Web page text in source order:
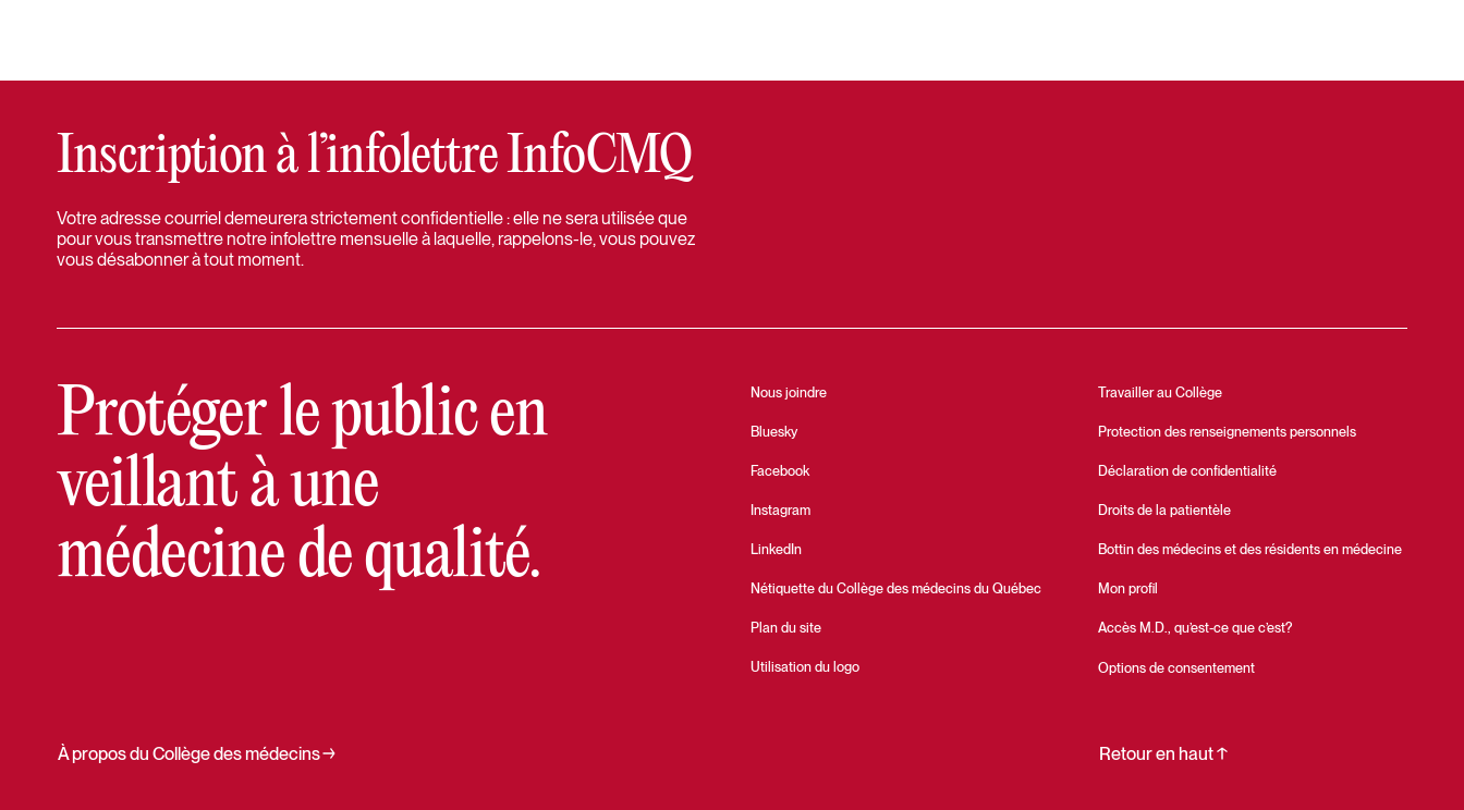
Inscription à l’infolettre InfoCMQ
Votre adresse courriel demeurera strictement confidentielle : elle ne sera utilisée que
pour vous transmettre notre infolettre mensuelle à laquelle, rappelons-le, vous pouvez
vous désabonner à tout moment.
Protéger le public en
veillant à une
médecine de qualité.
Nous joindre
Bluesky
Facebook
Instagram
LinkedIn
Nétiquette du Collège des médecins du Québec
Plan du site
Utilisation du logo
Travailler au Collège
Protection des renseignements personnels
Déclaration de confidentialité
Droits de la patientèle
Bottin des médecins et des résidents en médecine
Mon profil
Accès M.D., qu’est-ce que c’est?
Options de consentement
À propos du Collège des médecins Retour en haut